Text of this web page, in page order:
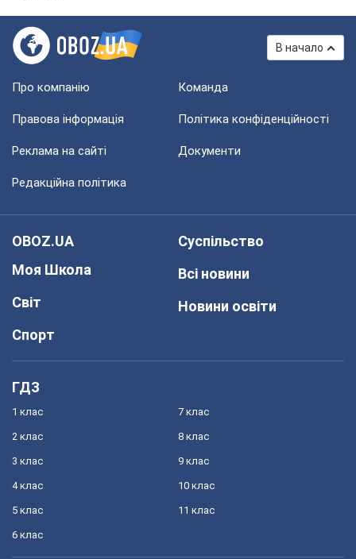
В начало
Про компанію Команда
Правова інформація Політика конфіденційності
Реклама на сайті Документи
Редакційна політика
OBOZ.UA
Моя Школа
Світ
Спорт
Суспільство
Всі новини
Новини освіти
ГДЗ
1 клас
2 клас
3 клас
4 клас
5 клас
6 клас
7 клас
8 клас
9 клас
10 клас
11 клас